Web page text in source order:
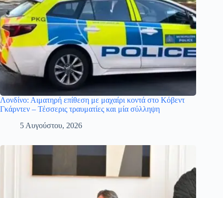
Λονδίνο: Αιματηρή επίθεση με μαχαίρι κοντά στο Κόβεντ
Γκάρντεν – Τέσσερις τραυματίες και μία σύλληψη
5 Αυγούστου, 2026